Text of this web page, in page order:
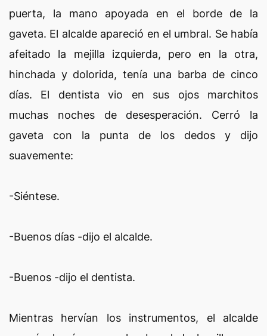
puerta, la mano apoyada en el borde de la
gaveta. El alcalde apareció en el umbral. Se había
afeitado la mejilla izquierda, pero en la otra,
hinchada y dolorida, tenía una barba de cinco
días. El dentista vio en sus ojos marchitos
muchas noches de desesperación. Cerró la
gaveta con la punta de los dedos y dijo
suavemente:
-Siéntese.
-Buenos días -dijo el alcalde.
-Buenos -dijo el dentista.
Mientras hervían los instrumentos, el alcalde